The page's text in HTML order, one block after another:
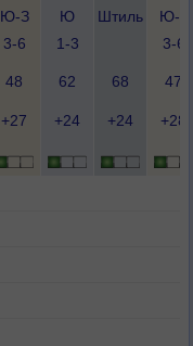
Ю-З
3-6
Ю
1-3
Штиль
Ю-З
3-6
48 62 68 47
+27 +24 +24 +28